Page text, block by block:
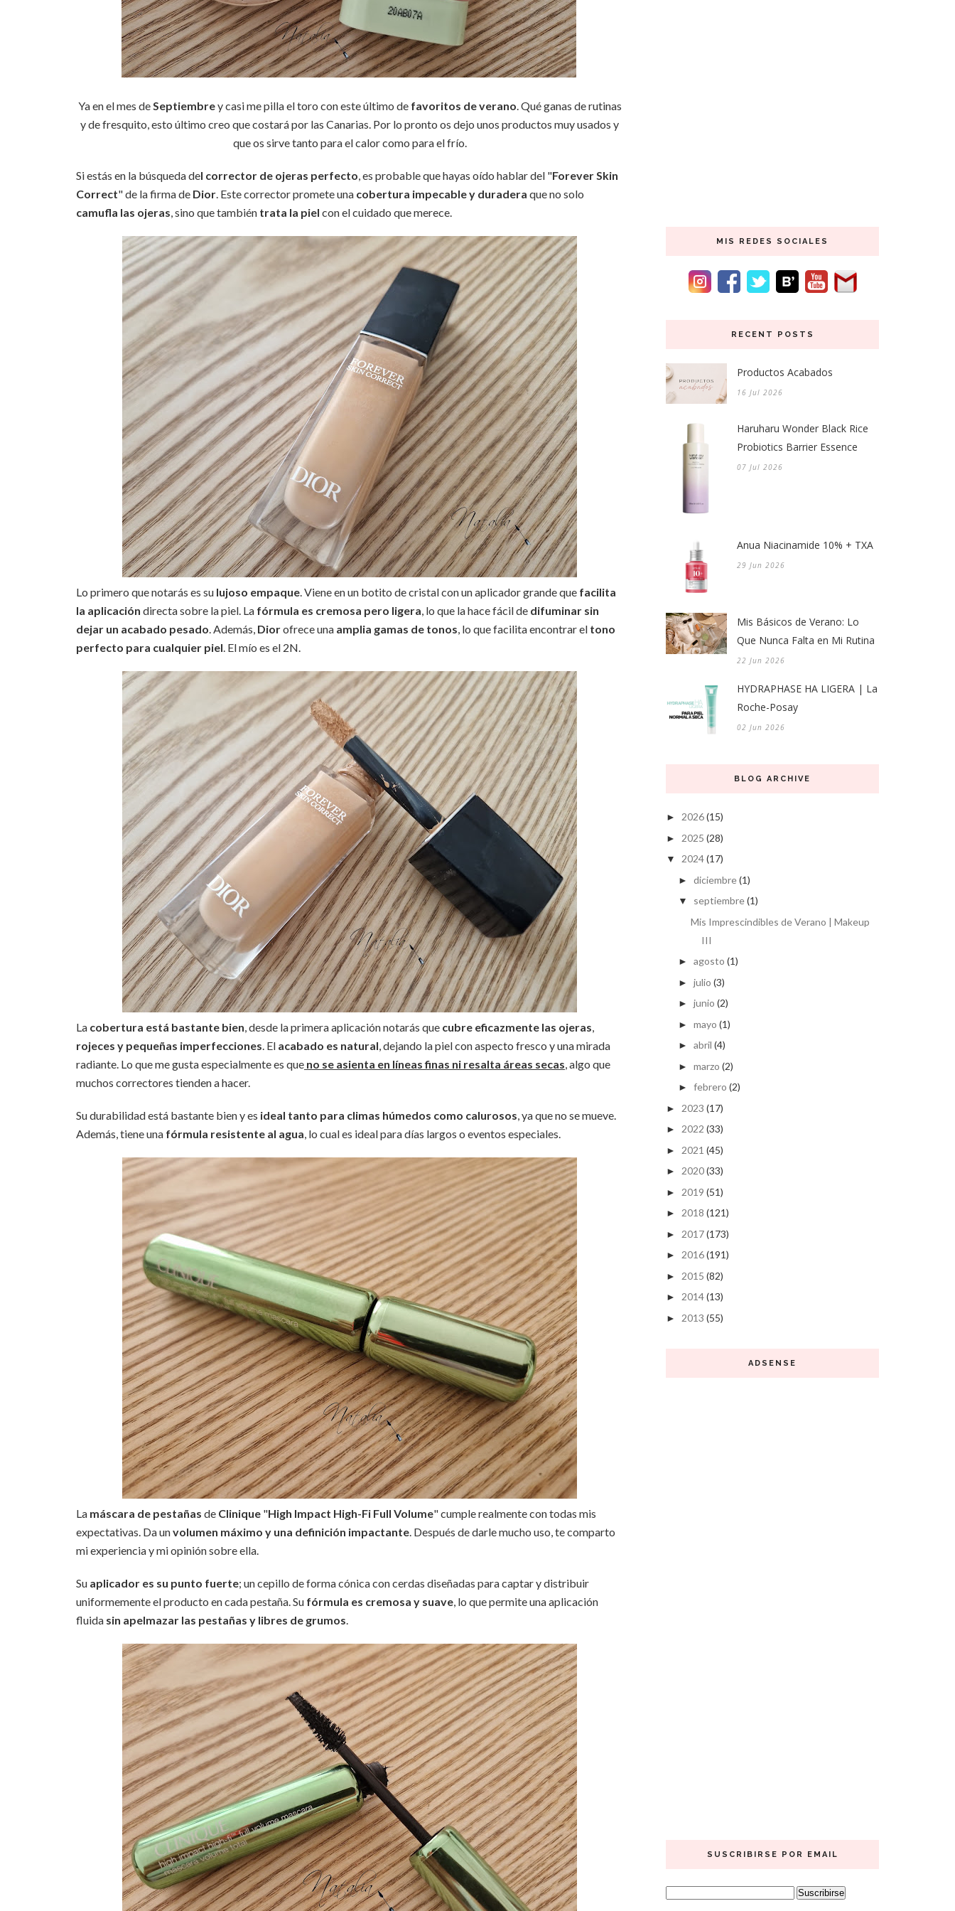
Ya en el mes deSeptiembrey casi me pilla el toro con este último de favoritos de verano. Qué ganas de rutinas
y de fresquito, esto último creo que costará por las Canarias. Por lo pronto os dejo unos productos muy usados y
que os sirve tanto para el calor como para el frío.
Si estás en la búsqueda del corrector de ojeras perfecto, es probable que hayas oído hablar del "Forever Skin
Correct" de la firma de Dior. Este corrector promete una cobertura impecable y duradera que no solo
camufla las ojeras, sino que también trata la piel con el cuidado que merece.
Lo primero que notarás es su lujoso empaque. Viene en un botito de cristal con un aplicador grande que facilita
la aplicación directa sobre la piel. La fórmula es cremosa pero ligera, lo que la hace fácil de difuminar sin
dejar un acabado pesado. Además, Diorofrece una amplia gamas de tonos, lo que facilita encontrar el tono
perfecto para cualquier piel. El mío es el 2N.
La cobertura está bastante bien, desde la primera aplicación notarás que cubre eficazmente las ojeras,
rojeces y pequeñas imperfecciones. El acabado es natural, dejando la piel con aspecto fresco y una mirada
radiante. Lo que me gusta especialmente es que no se asienta en líneas finas ni resalta áreas secas, algo que
muchos correctores tienden a hacer.
Su durabilidad está bastante bien y es ideal tanto para climas húmedos como calurosos, ya que no se mueve.
Además, tiene una fórmula resistente al agua, lo cual es ideal para días largos o eventos especiales.
La máscara de pestañas de Clinique "High Impact High-Fi Full Volume" cumple realmente con todas mis
expectativas. Da unvolumen máximo y una definición impactante. Después de darle mucho uso, te comparto
mi experiencia y mi opinión sobre ella.
Su aplicador es su punto fuerte; un cepillo de forma cónica con cerdas diseñadas para captar y distribuir
uniformemente el producto en cada pestaña. Su fórmula es cremosa y suave, lo que permite una aplicación
fluida sin apelmazar las pestañas y libres de grumos.
MIS REDES SOCIALES
RECENT POSTS
Productos Acabados
16 Jul 2026
Haruharu Wonder Black Rice
Probiotics Barrier Essence
07 Jul 2026
Anua Niacinamide 10% + TXA
29 Jun 2026
Mis Básicos de Verano: Lo
Que Nunca Falta en Mi Rutina
22 Jun 2026
HYDRAPHASE HA LIGERA | La
Roche-Posay
02 Jun 2026
BLOG ARCHIVE
► 2026(15)
► 2025 (28)
▼ 2024(17)
► diciembre(1)
▼ septiembre(1)
Mis Imprescindibles de Verano | Makeup
III
► agosto (1)
► julio (3)
► junio (2)
► mayo (1)
► abril (4)
► marzo (2)
► febrero (2)
► 2023 (17)
► 2022 (33)
► 2021 (45)
► 2020(33)
► 2019 (51)
► 2018 (121)
► 2017(173)
► 2016(191)
► 2015 (82)
► 2014(13)
► 2013 (55)
ADSENSE
SUSCRIBIRSE POR EMAIL